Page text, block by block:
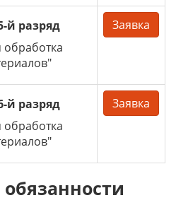
й разряд
обработка
Заявка
й разряд
обработка
Заявка